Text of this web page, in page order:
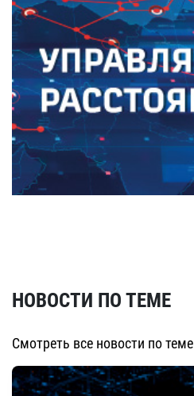
НОВОСТИ ПО ТЕМЕ
Смотреть все новости по теме